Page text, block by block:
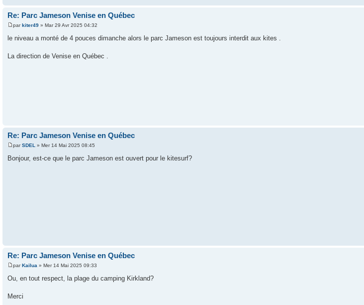
Re: Parc Jameson Venise en Québec
parkiter49 » Mar 29 Avr 2025 04:32
le niveau a monté de 4 pouces dimanche alors le parc Jameson est toujours interdit aux kites .
La direction de Venise en Québec .
Re: Parc Jameson Venise en Québec
parSDEL » Mer 14 Mai 2025 08:45
Bonjour, est-ce que le parc Jameson est ouvert pour le kitesurf?
Re: Parc Jameson Venise en Québec
parKailua » Mer 14 Mai 2025 09:33
Ou, en tout respect, la plage du camping Kirkland?
Merci